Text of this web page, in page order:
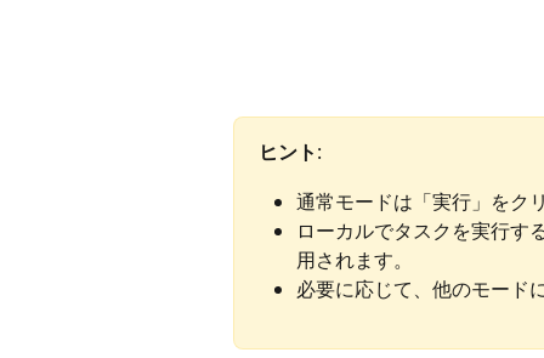
ヒント:
通常モードは「実行」をク
ローカルでタスクを実行す
用されます。
必要に応じて、他のモード